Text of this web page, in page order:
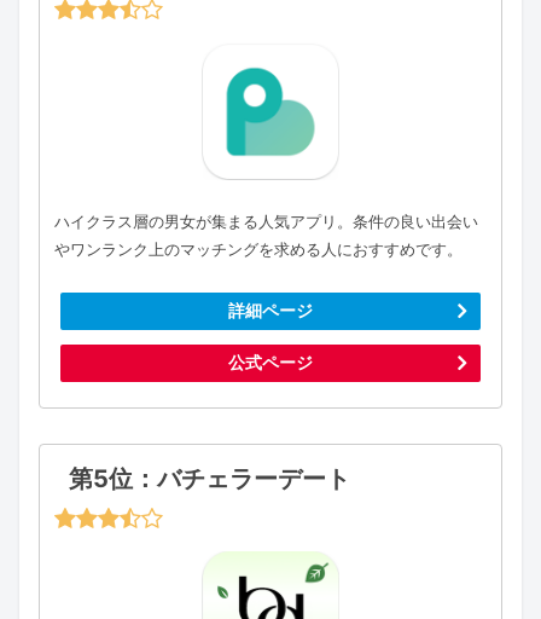
ハイクラス層の男女が集まる人気アプリ。条件の良い出会い
やワンランク上のマッチングを求める人におすすめです。
詳細ページ
公式ページ
第5位：バチェラーデート